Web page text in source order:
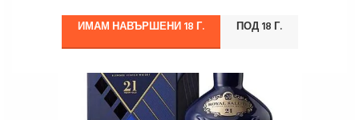
ИМАМ НАВЪРШЕНИ 18 Г. ПОД 18 Г.